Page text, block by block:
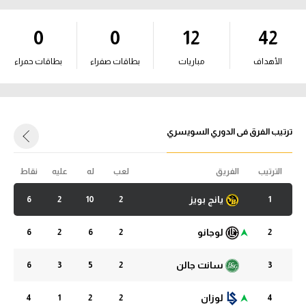
ركن الألعاب
الدوري الإنجليزي الممتاز
الدوري الإسباني
الدوري الإيطالي
الدوري الألماني
الدوري الفرنسي
ركن الألعاب
الدوري المصري
الدوري الإسباني
الدوري الإيطالي
42
الأهداف
12
مباريات
0
بطاقات صفراء
0
بطاقات حمراء
ترتيب الفرق فى الدوري السويسري
الترتيب الفريق لعب له عليه نقاط
1 يانج بويز 2
10
2
6
2 لوجانو 2
6
2
6
3 سانت جالن 2
5
3
6
4 لوزان 2
2
1
4